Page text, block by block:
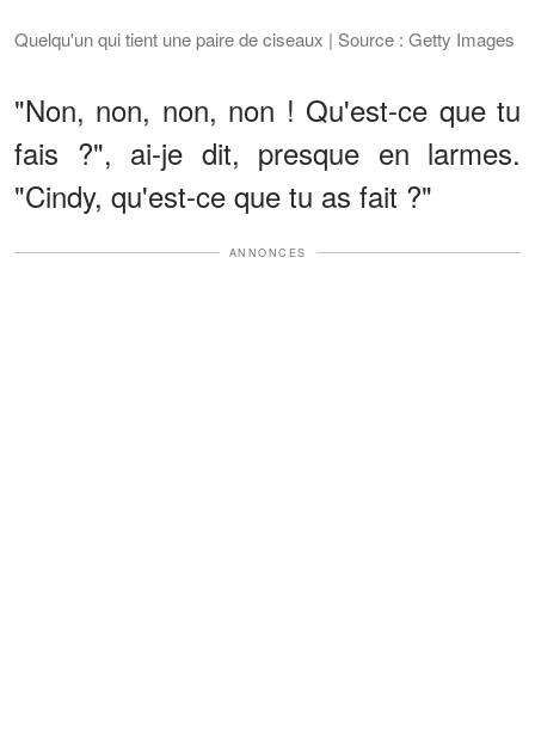
Quelqu'un qui tient une paire de ciseaux | Source : Getty Images
"Non, non, non, non ! Qu'est-ce que tu
fais ?", ai-je dit, presque en larmes.
"Cindy, qu'est-ce que tu as fait ?"
ANNONCES